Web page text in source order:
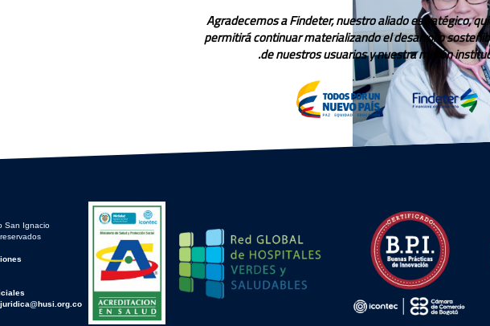
Agradecemos a Findeter, nuestro aliado estratégico,
permitirá continuar materializando el desarrollo
de nuestros usuarios y nuestra misión
San Ignacio